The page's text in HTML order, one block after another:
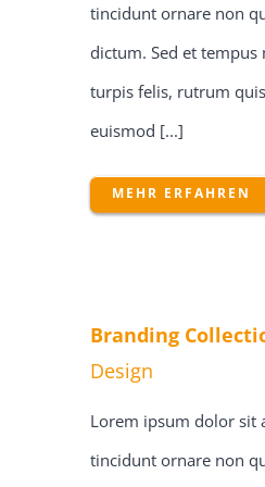
tincidunt ornare non
dictum. Sed et tempus
turpis felis, rutrum
euismod [...]
MEHR ERFAHREN
Branding
Design
Lorem ipsum dolor sit
tincidunt ornare non